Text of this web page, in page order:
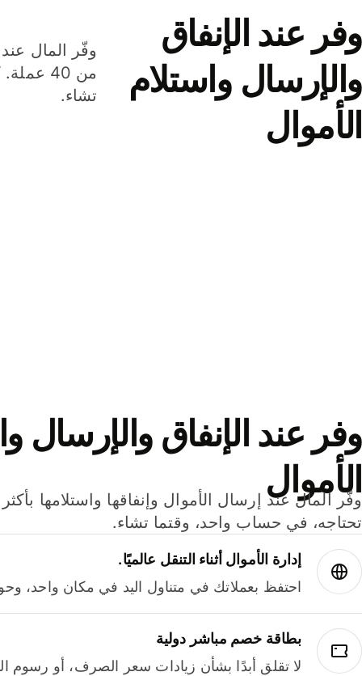
وفر عند الإنفاق
والإرسال واستلام
الأموال
وفّر المال عند
من 40
تشاء.
وفر عند الإنفاق والإرسال
الأموال
تحتاجه، في حساب واحد، وقتما تشاء.
إدارة الأموال أثناء التنقل عالميًا.
احتفظ بعملاتك في متناول اليد في مكان واحد،
بطاقة خصم مباشر دولية
لا تقلق أبدًا بشأن زيادات سعر الصرف، أو رسوم